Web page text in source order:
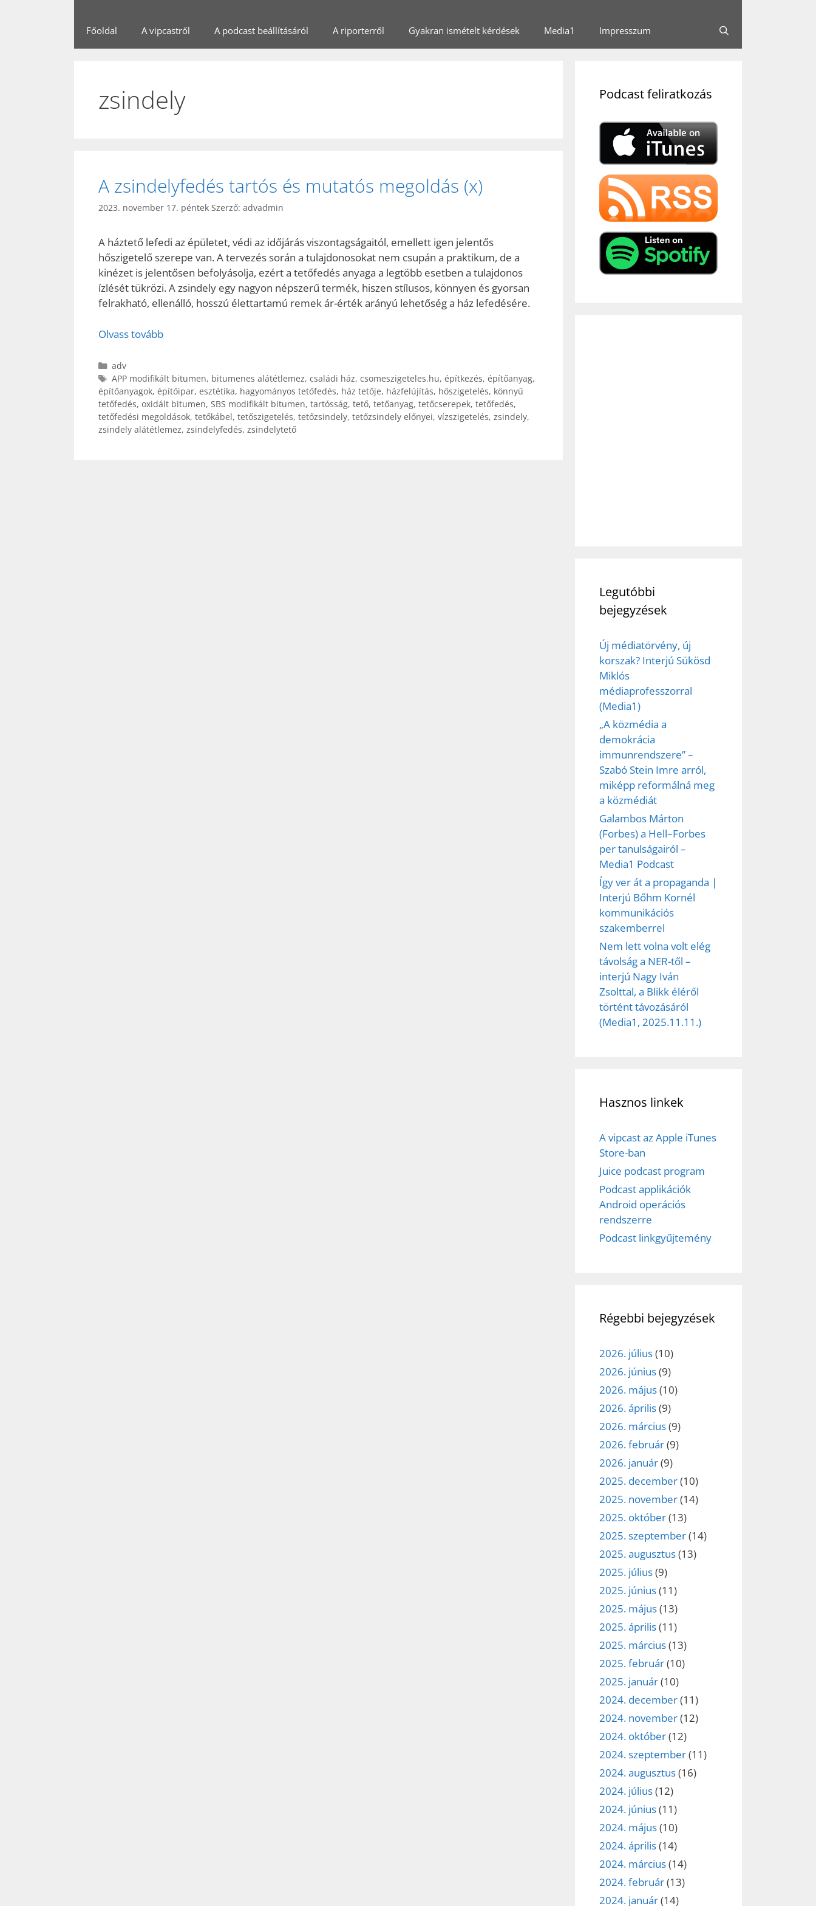
Főoldal A vipcastről A podcast beállításáról A riporterről Gyakran ismételt kérdések Media1 Impresszum
zsindely
A zsindelyfedés tartós és mutatós megoldás (x)
2023. november 17. péntek Szerző: advadmin
A háztető lefedi az épületet, védi az időjárás viszontagságaitól, emellett igen jelentős
hőszigetelő szerepe van. A tervezés során a tulajdonosokat nem csupán a praktikum, de a
kinézet is jelentősen befolyásolja, ezért a tetőfedés anyaga a legtöbb esetben a tulajdonos
ízlését tükrözi. A zsindely egy nagyon népszerű termék, hiszen stílusos, könnyen és gyorsan
felrakható, ellenálló, hosszú élettartamú remek ár-érték arányú lehetőség a ház lefedésére.
Olvass tovább
Kategória
adv
Címkék
APP modifikált bitumen, bitumenes alátétlemez, családi ház, csomeszigeteles.hu, építkezés, építőanyag,
építőanyagok, építőipar, esztétika, hagyományos tetőfedés, ház tetője, házfelújítás, hőszigetelés, könnyű
tetőfedés, oxidált bitumen, SBS modifikált bitumen, tartósság, tető, tetőanyag, tetőcserepek, tetőfedés,
tetőfedési megoldások, tetőkábel, tetőszigetelés, tetőzsindely, tetőzsindely előnyei, vízszigetelés, zsindely,
zsindely alátétlemez, zsindelyfedés, zsindelytető
Podcast feliratkozás
Legutóbbi
bejegyzések
Új médiatörvény, új
korszak? Interjú Sükösd
Miklós
médiaprofesszorral
(Media1)
„A közmédia a
demokrácia
immunrendszere” –
Szabó Stein Imre arról,
miképp reformálná meg
a közmédiát
Galambos Márton
(Forbes) a Hell–Forbes
per tanulságairól –
Media1 Podcast
Így ver át a propaganda |
Interjú Bőhm Kornél
kommunikációs
szakemberrel
Nem lett volna volt elég
távolság a NER-től –
interjú Nagy Iván
Zsolttal, a Blikk éléről
történt távozásáról
(Media1, 2025.11.11.)
Hasznos linkek
A vipcast az Apple iTunes
Store-ban
Juice podcast program
Podcast applikációk
Android operációs
rendszerre
Podcast linkgyűjtemény
Régebbi bejegyzések
2026. július(10)
2026. június(9)
2026. május(10)
2026. április(9)
2026. március(9)
2026. február(9)
2026. január(9)
2025. december(10)
2025. november(14)
2025. október(13)
2025. szeptember(14)
2025. augusztus(13)
2025. július(9)
2025. június(11)
2025. május(13)
2025. április(11)
2025. március(13)
2025. február(10)
2025. január(10)
2024. december(11)
2024. november(12)
2024. október(12)
2024. szeptember(11)
2024. augusztus(16)
2024. július(12)
2024. június(11)
2024. május(10)
2024. április(14)
2024. március(14)
2024. február(13)
2024. január(14)